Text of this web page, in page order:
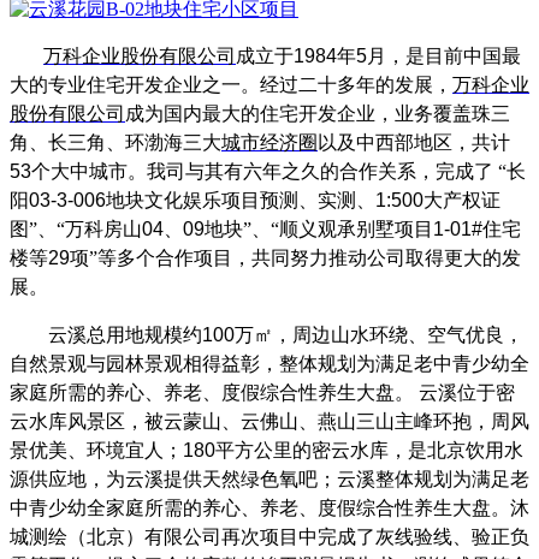
万科企业股份有限公司 成立于1984年5月，是目前中国最
大的专业住宅开发企业之一。经过二十多年的发展， 万科企业
股份有限公司 成为国内最大的住宅开发企业，业务覆盖珠三
角、长三角、环渤海三大城市经济圈 以及中西部地区，共计
53个大中城市。我司与其有六年之久的合作关系，完成了 “长
阳03-3-006地块文化娱乐项目预测、实测、 1:500大产权证
图”、“万科房山04 09地块”、“顺义观承别墅项目 1-01#住宅
楼等29项”等多个合作项目，共同努力推动公司取得更大的发
展。
云溪总用地规模约100万㎡，周边山水环绕、空气优良，
自然景观与园林景观相得益彰，整体规划为满足老中青少幼全
家庭所需的养心、养老、度假综合性养生大盘。
云溪位于密
云水库风景区，被云蒙山、云佛山、燕山三山主峰环抱，周风
景优美、环境宜人； 180平方公里的密云水库，是北京饮用水
源供应地，为云溪提供天然绿色氧吧；云溪整体规划为满足老
中青少幼全家庭所需的养心、养老、度假综合性养生大盘。沐
城测绘（北京）有限公司再次项目中完成了灰线验线、验正负